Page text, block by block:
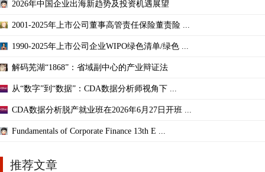
2026年中国企业出海新趋势及投资机遇展望
2001-2025年上市公司董事高管责任保险董责险 ...
1990-2025年上市公司企业WIPO绿色清单/绿色 ...
解码芜湖“1868”：省域副中心的产业辩证法
从“数字”到“数据”：CDA数据分析师视角下 ...
CDA数据分析脱产就业班在2026年6月27日开班 ...
Fundamentals of Corporate Finance 13th E ...
推荐文章